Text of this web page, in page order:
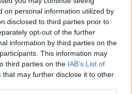
on personal information utilized by
disclosed to third parties prior to
opt-out of the further
information by third parties on the
This information may
third parties on the IAB’s List of
that may further disclose it to other
βόλτα στην εξωτική
στον χρόνο (pics)
συνυφαίνει τον
δίνοντας έμφαση
ζωντανό παραδοσιακό
από την